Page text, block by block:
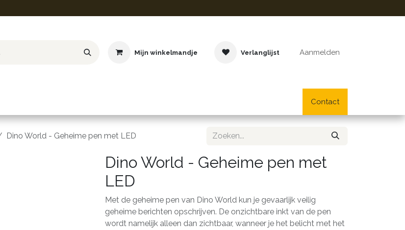
Mijn winkelmandje Verlanglijst Aanmelden
Lifestyle
Contact
Dino World - Geheime pen met LED
Dino World - Geheime pen met
LED
Met de geheime pen van Dino World kun je gevaarlijk veilig
geheime berichten opschrijven. De onzichtbare inkt van de pen
wordt namelijk alleen dan zichtbaar, wanneer je het belicht met het